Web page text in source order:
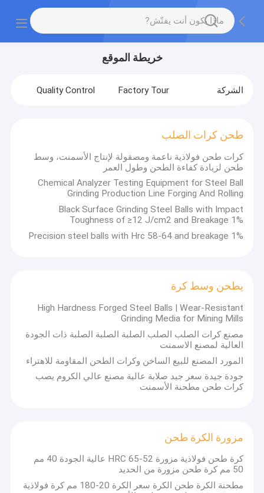
خريطة الموقع
الشركة Factory Tour
Quality Control
طحن كرات الصلب
كرات طحن فولاذية ناعمة ومصقولة لإنتاج الأسمنت، وسط
طحن لزيادة كفاءة الطحن وطول العمر
Chemical Analyzer Testing Equipment for Steel Ball
Grinding Production Line Forging And Rolling
Black Surface Grinding Steel Balls with Impact
Toughness of ≥12 J/cm2 and Breakage 1%
Precision steel balls with Hrc 58-64 and breakage 1%
يطحن وسط كرة
High Hardness Forged Steel Balls | Wear-Resistant
Grinding Media for Mining Mills
مصنع كرات الصلب الصلب الصلبة الصلبة الصلبة ذات الجودة
العالية لمصنع الاسمنت
المورد المصنع للبيع الساخن وكرات الطحن المقاومة للاهتراء
جودة جيدة سعر جيد صلابة عالية مصنع عالي الكروم يصب
كرات طحن مطحنة الأسمنت
مزورة الكرة طحن
كرة طحن فولاذية مزورة 52-65 HRC عالية الجودة 40 مم
50 مم كرة طحن مزورة من الحديد
مطحنة الكرة طحن الكرة سعر الكرة 20-180 مم كرة فولاذية